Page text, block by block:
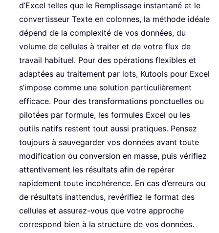
d’Excel telles que le Remplissage instantané et le
convertisseur Texte en colonnes, la méthode idéale
dépend de la complexité de vos données, du
volume de cellules à traiter et de votre flux de
travail habituel. Pour des opérations flexibles et
adaptées au traitement par lots, Kutools pour Excel
s’impose comme une solution particulièrement
efficace. Pour des transformations ponctuelles ou
pilotées par formule, les formules Excel ou les
outils natifs restent tout aussi pratiques. Pensez
toujours à sauvegarder vos données avant toute
modification ou conversion en masse, puis vérifiez
attentivement les résultats afin de repérer
rapidement toute incohérence. En cas d’erreurs ou
de résultats inattendus, revérifiez le format des
cellules et assurez-vous que votre approche
correspond bien à la structure de vos données.